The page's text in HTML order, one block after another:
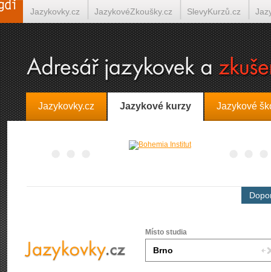
Jazykovky.cz Jazykové kurzy Jazykové
Místo studia
Jazykovky.cz JazykovéZkoušky.cz SlevyKurzů.cz
Španělština on-line Italština on-line Tlumočení-